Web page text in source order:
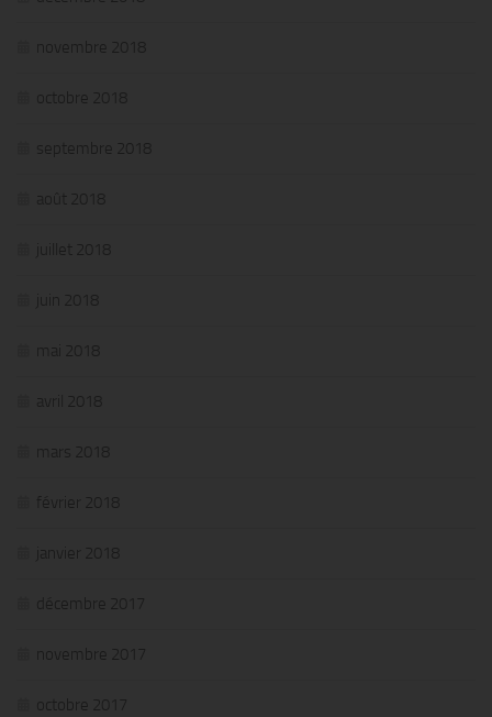
novembre 2018
octobre 2018
septembre 2018
août 2018
juillet 2018
juin 2018
mai 2018
avril 2018
mars 2018
février 2018
janvier 2018
décembre 2017
novembre 2017
octobre 2017